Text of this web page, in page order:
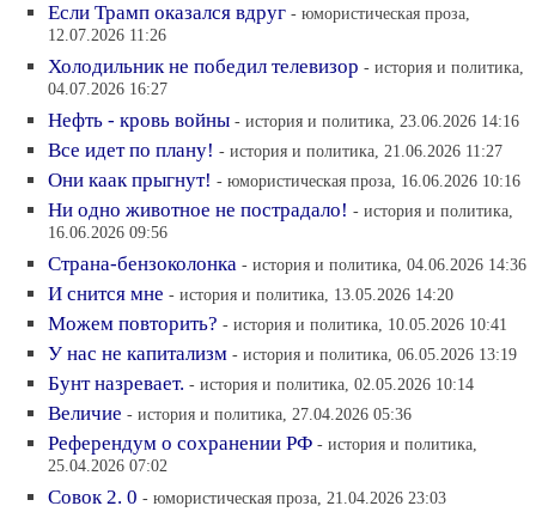
Если Трамп оказался вдруг - юмористическая проза,
12.07.2026 11:26
Холодильник не победил телевизор - история и политика,
04.07.2026 16:27
Нефть - кровь войны - история и политика, 23.06.2026 14:16
Все идет по плану! - история и политика, 21.06.2026 11:27
Они каак прыгнут! - юмористическая проза, 16.06.2026 10:16
Ни одно животное не пострадало! - история и политика,
16.06.2026 09:56
Страна-бензоколонка - история и политика, 04.06.2026 14:36
И снится мне - история и политика, 13.05.2026 14:20
Можем повторить? - история и политика, 10.05.2026 10:41
У нас не капитализм - история и политика, 06.05.2026 13:19
Бунт назревает. - история и политика, 02.05.2026 10:14
Величие - история и политика, 27.04.2026 05:36
Референдум о сохранении РФ - история и политика,
25.04.2026 07:02
Совок 2. 0 - юмористическая проза, 21.04.2026 23:03